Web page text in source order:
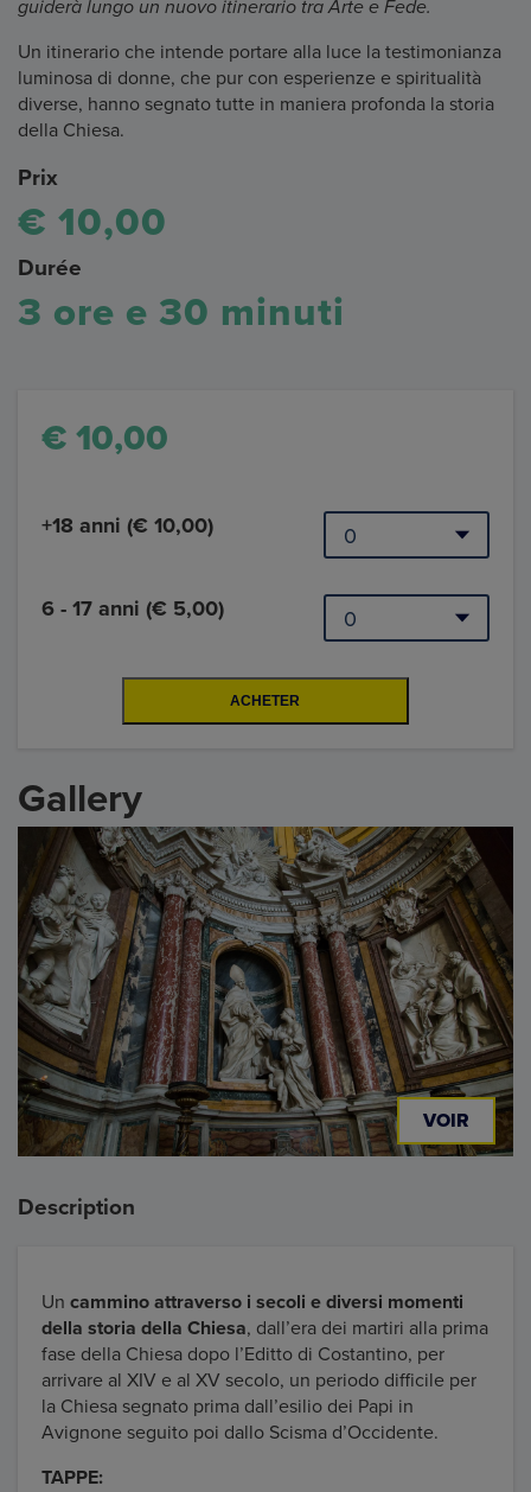
guiderà lungo un nuovo itinerario tra Arte e Fede.
Un itinerario che intende portare alla luce la testimonianza
luminosa di donne, che pur con esperienze e spiritualità
diverse, hanno segnato tutte in maniera profonda la storia
della Chiesa.
Prix
€ 10,00
Durée
3 ore e 30 minuti
€ 10,00
+18 anni (€ 10,00)
6 - 17 anni (€ 5,00)
Gallery
VOIR
Description
Un cammino attraverso i secoli e diversi momenti
della storia della Chiesa, dall’era dei martiri alla prima
fase della Chiesa dopo l’Editto di Costantino, per
arrivare al XIV e al XV secolo, un periodo difficile per
la Chiesa segnato prima dall’esilio dei Papi in
Avignone seguito poi dallo Scisma d’Occidente.
TAPPE: